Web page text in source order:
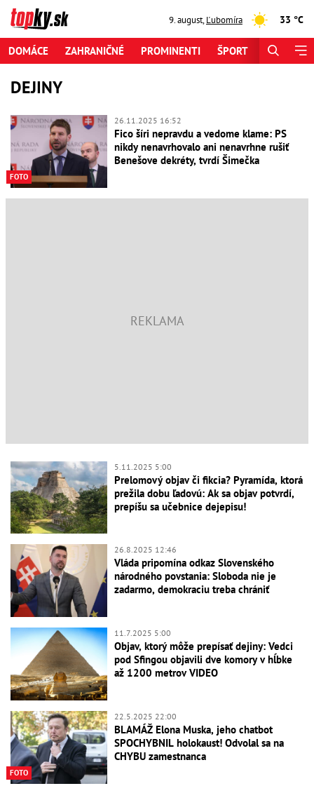
9. august,Ľubomíra 33 °C
DOMÁCE ZAHRANIČNÉ PROMINENTI ŠPORT
DEJINY
FOTO
26.11.2025 16:52
Fico šíri nepravdu a vedome klame: PS
nikdy nenavrhovalo ani nenavrhne rušiť
Benešove dekréty, tvrdí Šimečka
5.11.2025 5:00
Prelomový objav či fikcia? Pyramída, ktorá
prežila dobu ľadovú: Ak sa objav potvrdí,
prepíšu sa učebnice dejepisu!
26.8.2025 12:46
Vláda pripomína odkaz Slovenského
národného povstania: Sloboda nie je
zadarmo, demokraciu treba chrániť
11.7.2025 5:00
Objav, ktorý môže prepísať dejiny: Vedci
pod Sfingou objavili dve komory v hĺbke
až 1200 metrov VIDEO
FOTO
22.5.2025 22:00
BLAMÁŽ Elona Muska, jeho chatbot
SPOCHYBNIL holokaust! Odvolal sa na
CHYBU zamestnanca